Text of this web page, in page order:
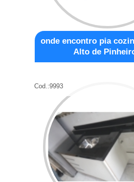
onde encontro pia
Alto de
Cod.:9993